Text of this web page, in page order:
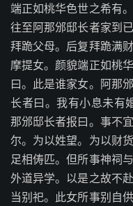
端正如桃华色世之希有
往至阿那邠邸长者家到
拜跪父母。后复拜跪满
摩提女。颜貌端正如桃
曰。此是谁家女。阿那
长者曰。我有小息未有
那邠邸长者报曰。事不
尔。为以姓望。为以财
足相俦匹。但所事神祠
外道异学。以是之故不
当别祀。此女所事别自